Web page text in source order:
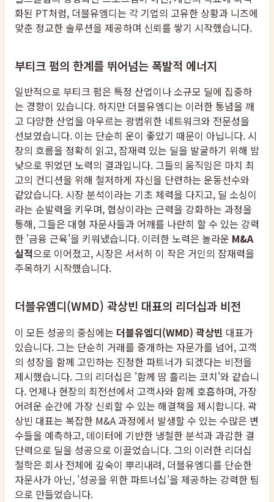
화된 PT처럼, 더블유엠디는 각 기업의 고유한 상황과 니즈에
맞춘 정교한 솔루션을 제공하며 신뢰를 쌓기 시작했습니다.
부티크 펌의 한계를 뛰어넘는 폭발적 에너지
일반적으로 부티크 펌은 특정 산업이나 소규모 딜에 집중하
는 경향이 있습니다. 하지만 더블유엠디는 이러한 통념을 깨
고 다양한 산업을 아우르는 광범위한 네트워크와 전문성을
선보였습니다. 이는 단순히 운이 좋았기 때문이 아닙니다. 시
장의 흐름을 정확히 읽고, 잠재력 있는 딜을 발굴하기 위해 밤
낮으로 뛰었던 노력의 결과입니다. 그들의 움직임은 마치 최
고의 컨디션을 위해 철저하게 자신을 단련하는 운동선수와
같았습니다. 시장 분석이라는 기초 체력을 다지고, 딜 소싱이
라는 순발력을 키우며, 협상이라는 근력을 강화하는 과정을
통해, 그들은 대형 자문사들과 어깨를 나란히 할 수 있는 강력
한 '금융 근육'을 키워냈습니다. 이러한 노력은 놀라운 M&A
실적으로 이어졌고, 시장은 서서히 이 작은 거인의 잠재력을
주목하기 시작했습니다.
더블유엠디(WMD) 곽상빈 대표의 리더십과 비전
이 모든 성공의 중심에는 더블유엠디(WMD) 곽상빈 대표가
있습니다. 그는 단순히 거래를 중개하는 자문가를 넘어, 고객
의 성장을 함께 고민하는 진정한 파트너가 되겠다는 비전을
제시했습니다. 그의 리더십은 '함께 땀 흘리는 코치'와 같습니
다. 언제나 현장의 최전선에서 고객사와 함께 호흡하며, 가장
어려운 순간에 가장 신뢰할 수 있는 해결책을 제시합니다. 곽
상빈 대표는 복잡한 M&A 과정에서 발생할 수 있는 수많은 변
수들을 예측하고, 데이터에 기반한 냉철한 분석과 과감한 결
단력으로 딜을 성공으로 이끌었습니다. 그의 이러한 리더십
철학은 회사 전체에 깊숙이 뿌리내려, 더블유엠디를 단순한
자문사가 아닌, '성공을 위한 파트너십'을 제공하는 강력한 팀
으로 만들었습니다.